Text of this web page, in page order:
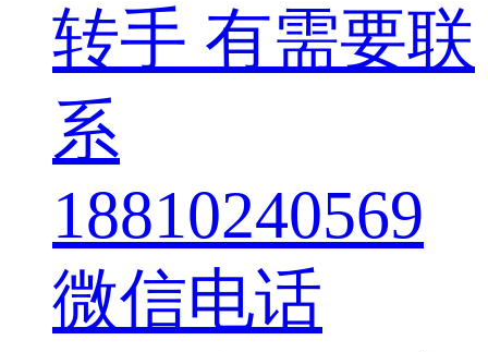
转手 有需要联
系
18810240569
微信电话